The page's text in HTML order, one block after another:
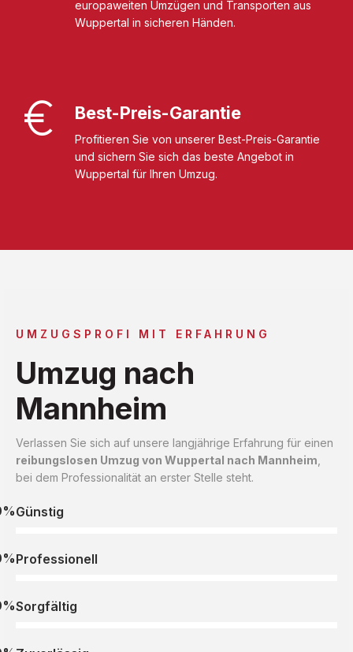
europaweiten Umzügen und Transporten aus
Wuppertal in sicheren Händen.
Best-Preis-Garantie
Profitieren Sie von unserer Best-Preis-Garantie
und sichern Sie sich das beste Angebot in
Wuppertal für Ihren Umzug.
UMZUGSPROFI MIT ERFAHRUNG
Umzug nach
Mannheim
Verlassen Sie sich auf unsere langjährige Erfahrung für einen
reibungslosen Umzug von Wuppertal nach Mannheim
bei dem Professionalität an erster Stelle steht.
Günstig
Professionell
Sorgfältig